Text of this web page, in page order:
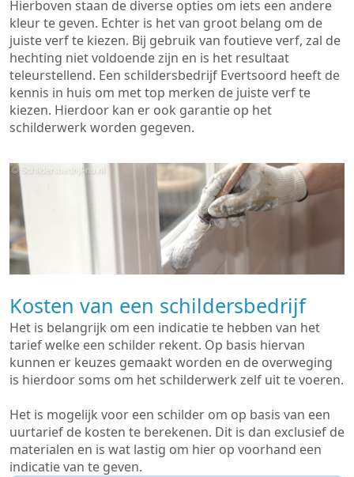
Hierboven staan de diverse opties om iets een andere
kleur te geven. Echter is het van groot belang om de
juiste verf te kiezen. Bij gebruik van foutieve verf, zal de
hechting niet voldoende zijn en is het resultaat
teleurstellend. Een schildersbedrijf Evertsoord heeft de
kennis in huis om met top merken de juiste verf te
kiezen. Hierdoor kan er ook garantie op het
schilderwerk worden gegeven.
Kosten van een schildersbedrijf
Het is belangrijk om een indicatie te hebben van het
tarief welke een schilder rekent. Op basis hiervan
kunnen er keuzes gemaakt worden en de overweging
is hierdoor soms om het schilderwerk zelf uit te voeren.
Het is mogelijk voor een schilder om op basis van een
uurtarief de kosten te berekenen. Dit is dan exclusief de
materialen en is wat lastig om hier op voorhand een
indicatie van te geven.